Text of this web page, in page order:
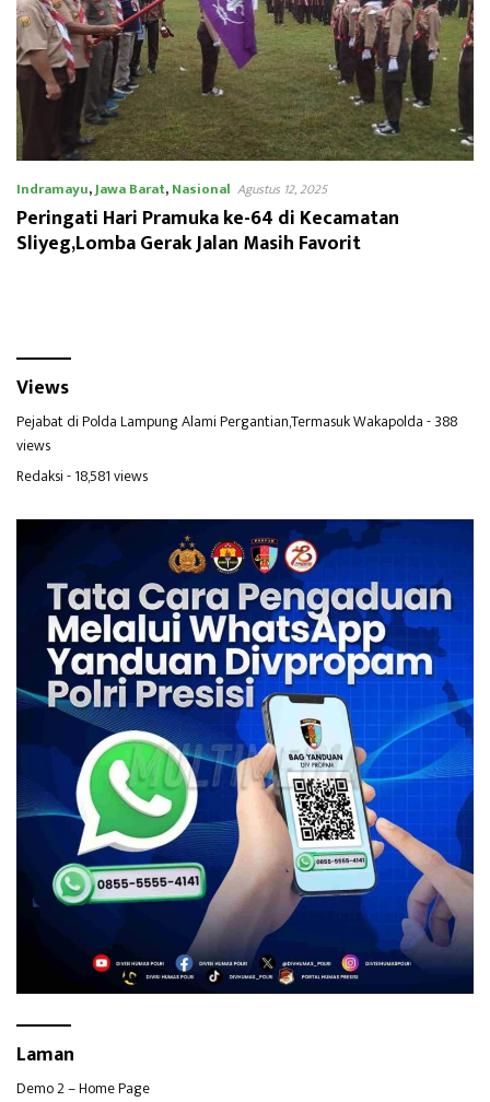
Indramayu,Jawa Barat,Nasional Agustus 12, 2025
Peringati Hari Pramuka ke-64 di Kecamatan
Sliyeg,Lomba Gerak Jalan Masih Favorit
Views
Pejabat di Polda Lampung Alami Pergantian,Termasuk Wakapolda- 388
views
Redaksi- 18,581 views
Laman
Demo 2 – Home Page